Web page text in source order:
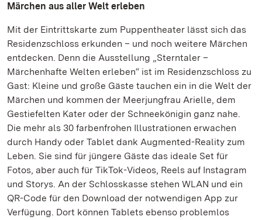
Märchen aus aller Welt erleben
Mit der Eintrittskarte zum Puppentheater lässt sich das
Residenzschloss erkunden – und noch weitere Märchen
entdecken. Denn die Ausstellung „Sterntaler –
Märchenhafte Welten erleben“ ist im Residenzschloss zu
Gast: Kleine und große Gäste tauchen ein in die Welt der
Märchen und kommen der Meerjungfrau Arielle, dem
Gestiefelten Kater oder der Schneekönigin ganz nahe.
Die mehr als 30 farbenfrohen Illustrationen erwachen
durch Handy oder Tablet dank Augmented-Reality zum
Leben. Sie sind für jüngere Gäste das ideale Set für
Fotos, aber auch für TikTok-Videos, Reels auf Instagram
und Storys. An der Schlosskasse stehen WLAN und ein
QR-Code für den Download der notwendigen App zur
Verfügung. Dort können Tablets ebenso problemlos